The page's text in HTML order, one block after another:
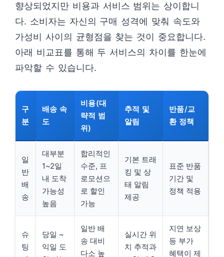
향상되었지만 비용과 서비스 범위는 상이합니
다. 소비자는 자신의 구매 성격에 맞춰 속도와
가성비 사이의 균형점을 찾는 것이 중요합니다.
아래 비교표를 통해 두 서비스의 차이를 한눈에
파악할 수 있습니다.
구
분
배송 속
도
비용(대
략적 범
위)
추적 및
알림
반품/교
환 정책
일
반
배
송
대부분
1~2일
내 도착
가능성
높음
합리적인
수준, 프
로모션으
로 할인
가능
기본 트래
킹 및 상
태 알림
제공
표준 반품
기간 및
정책 적용
슈
팅
당일 ~
익일 도
일반 배
송 대비
다소 높
실시간 위
치 추적과
지연 보상
등 부가
혜택이 제